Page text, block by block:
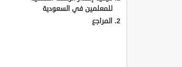
للمعلمين في السعودية
المراجع